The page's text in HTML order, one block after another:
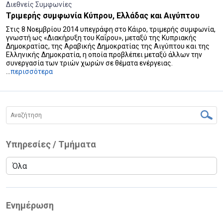
Διεθνείς Συμφωνίες
Τριμερής συμφωνία Κύπρου, Ελλάδας και Αιγύπτου
Στις 8 Νοεμβρίου 2014 υπεγράφη στο Κάιρο, τριμερής συμφωνία,
γνωστή ως «Διακήρυξη του Καΐρου», μεταξύ της Κυπριακής
Δημοκρατίας, της Αραβικής Δημοκρατίας της Αιγύπτου και της
Ελληνικής Δημοκρατία, η οποία προβλέπει μεταξύ άλλων την
συνεργασία των τριών χωρών σε θέματα ενέργειας.
περισσότερα
Υπηρεσίες / Τμήματα
Ενημέρωση